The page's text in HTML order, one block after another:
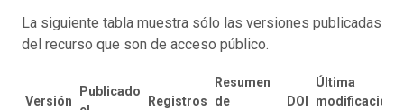
La siguiente tabla muestra sólo las versiones publicadas
del recurso que son de acceso público.
Versión
Publicado
Registros
Resumen
de
DOI
Última
modificación